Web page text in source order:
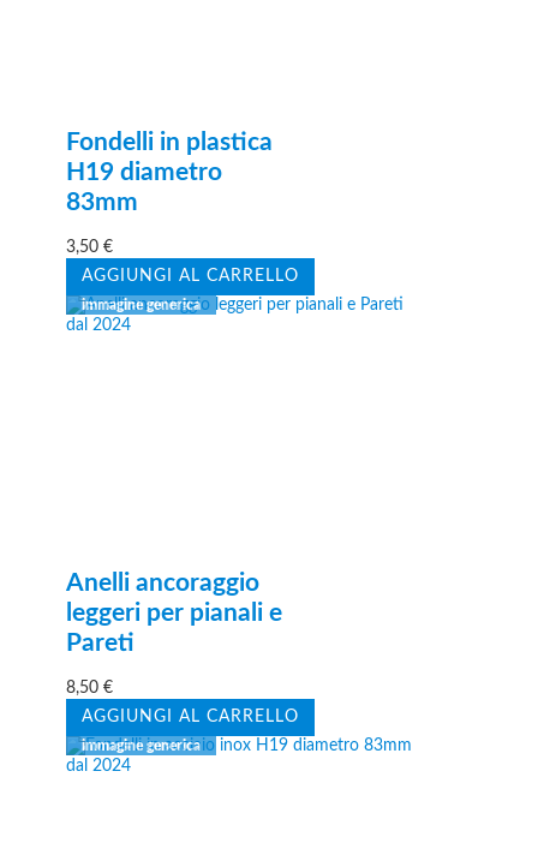
Fondelli in plastica
H19 diametro
83mm
3,50€
AGGIUNGI AL CARRELLO
Anelli ancoraggio
leggeri per pianali e
Pareti
8,50€
AGGIUNGI AL CARRELLO